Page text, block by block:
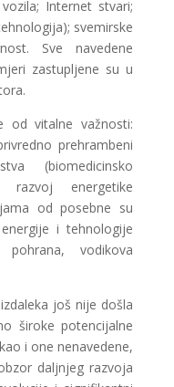
Internet stvari;
svemirske
Sve navedene
zastupljene su u
od vitalne važnosti:
prehrambeni
(biomedicinsko
razvoj energetike
od posebne su
i tehnologije
vodikova
još nije došla
široke potencijalne
i one nenavedene,
daljnjeg razvoja